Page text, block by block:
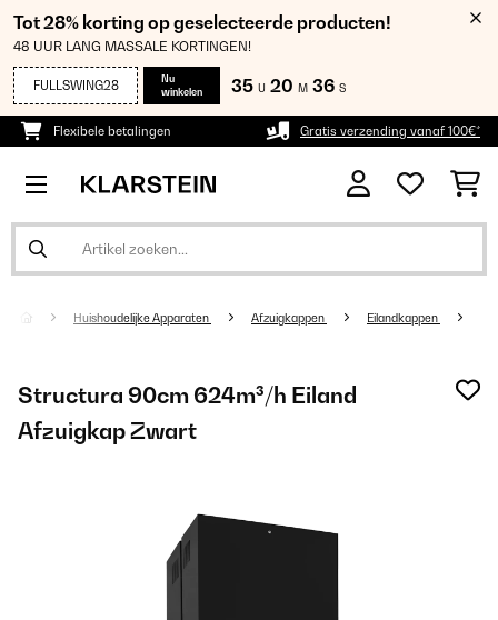
Tot 28% korting op geselecteerde producten!
48 UUR LANG MASSALE KORTINGEN!
FULLSWING28
Nu
winkelen
35 U 20 M 35 S
Flexibele betalingen Gratis verzending vanaf 100€*
Huishoudelijke Apparaten Afzuigkappen Eilandkappen
Structura 90cm 624m³/h Eiland
Afzuigkap Zwart